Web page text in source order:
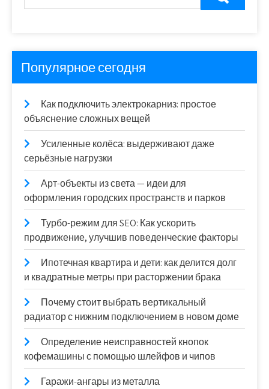
Популярное сегодня
Как подключить электрокарниз: простое
объяснение сложных вещей
Усиленные колёса: выдерживают даже
серьёзные нагрузки
Арт-объекты из света — идеи для
оформления городских пространств и парков
Турбо-режим для SEO: Как ускорить
продвижение, улучшив поведенческие факторы
Ипотечная квартира и дети: как делится долг
и квадратные метры при расторжении брака
Почему стоит выбрать вертикальный
радиатор с нижним подключением в новом доме
Определение неисправностей кнопок
кофемашины с помощью шлейфов и чипов
Гаражи-ангары из металла